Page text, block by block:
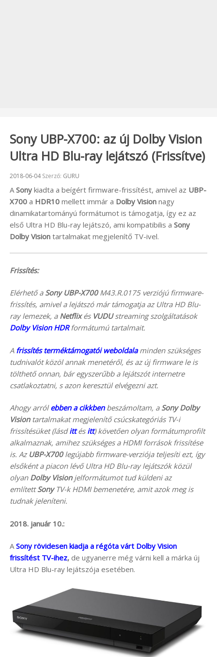
Sony UBP-X700: az új Dolby Vision
Ultra HD Blu-ray lejátszó (Frissítve)
Beküldve:
2018-06-04Szerző: GURU
A Sony kiadta a beígért firmware-frissítést, amivel az UBP-
X700 a HDR10 mellett immár a Dolby Vision nagy
dinamikatartományú formátumot is támogatja, így ez az
első Ultra HD Blu-ray lejátszó, ami kompatibilis a Sony
Dolby Vision tartalmakat megjelenítő TV-ivel.
Frissítés:
Elérhető a Sony UBP-X700M43.R.0175 verziójú firmware-
frissítés, amivel a lejátszó már támogatja az Ultra HD Blu-
ray lemezek, a Netflixés VUDUstreaming szolgáltatások
Dolby Vision HDRformátumú tartalmait.
A frissítés terméktámogatói weboldalaminden szükséges
tudnivalót közöl annak menetéről, és az új firmware le is
tölthető onnan, bár egyszerűbb a lejátszót internetre
csatlakoztatni, s azon keresztül elvégezni azt.
Ahogy arról ebben a cikkbenbeszámoltam, a Sony Dolby
Visiontartalmakat megjelenítő csúcskategóriás TV-i
frissítésüket (lásdittés itt) követően olyan formátumprofilt
alkalmaznak, amihez szükséges a HDMI források frissítése
is. Az UBP-X700legújabb firmware-verziója teljesíti ezt, így
elsőként a piacon lévő Ultra HD Blu-ray lejátszók közül
olyan Dolby Visionjelformátumot tud küldeni az
említettSonyTV-k HDMI bemenetére, amit azok meg is
tudnak jeleníteni.
2018. január 10.:
ASony rövidesen kiadja a régóta várt Dolby Vision
frissítést TV-ihez, de ugyanerre még várni kell a márka új
Ultra HD Blu-ray lejátszója esetében.